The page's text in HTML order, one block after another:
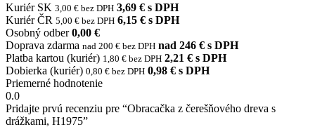
Kuriér SK 3,00 € bez DPH 3,69 € s DPH
Kuriér ČR 5,00 € bez DPH 6,15 € s DPH
Osobný odber 0,00 €
Doprava zdarma nad 200 € bez DPH nad 246 € s DPH
Platba kartou (kuriér) 1,80 € bez DPH 2,21 € s DPH
Dobierka (kuriér) 0,80 € bez DPH 0,98 € s DPH
Priemerné hodnotenie
0.0
Pridajte prvú recenziu pre “Obracačka z čerešňového dreva s
drážkami, H1975”